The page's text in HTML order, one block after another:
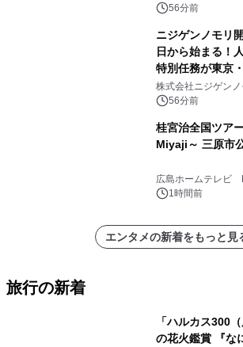
56分前
ニジゲンノモリ
日から始まる！
特別任務が東京
ゲンノモリ
Aoyama』
株式会社ニジゲンノ
56分前
桂宮治全国ツア
Miyaji～ 三原市
広島ホームテレビ
1時間前
エンタメの新着をもっと見
旅行の新着
「ハルカス300
の花火鑑賞 『な